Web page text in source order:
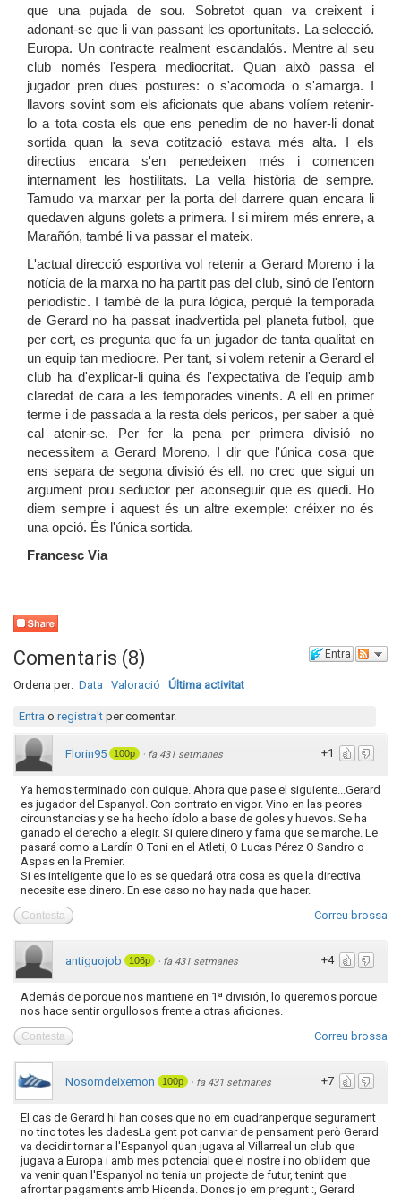
que una pujada de sou. Sobretot quan va creixent i
adonant-se que li van passant les oportunitats. La selecció.
Europa. Un contracte realment escandalós. Mentre al seu
club només l'espera mediocritat. Quan això passa el
jugador pren dues postures: o s'acomoda o s'amarga. I
llavors sovint som els aficionats que abans volíem retenir-
lo a tota costa els que ens penedim de no haver-li donat
sortida quan la seva cotització estava més alta. I els
directius encara s'en penedeixen més i comencen
internament les hostilitats. La vella història de sempre.
Tamudo va marxar per la porta del darrere quan encara li
quedaven alguns golets a primera. I si mirem més enrere, a
Marañón, també li va passar el mateix.
L'actual direcció esportiva vol retenir a Gerard Moreno i la
notícia de la marxa no ha partit pas del club, sinó de l'entorn
periodístic. I també de la pura lògica, perquè la temporada
de Gerard no ha passat inadvertida pel planeta futbol, que
per cert, es pregunta que fa un jugador de tanta qualitat en
un equip tan mediocre. Per tant, si volem retenir a Gerard el
club ha d'explicar-li quina és l'expectativa de l'equip amb
claredat de cara a les temporades vinents. A ell en primer
terme i de passada a la resta dels pericos, per saber a què
cal atenir-se. Per fer la pena per primera divisió no
necessitem a Gerard Moreno. I dir que l'única cosa que
ens separa de segona divisió és ell, no crec que sigui un
argument prou seductor per aconseguir que es quedi. Ho
diem sempre i aquest és un altre exemple: créixer no és
una opció. És l'única sortida.
Francesc Via
Entra
Comentaris (8)
Ordena per: Data Valoració Última activitat
Entra oregistra't per comentar.
+1
Florin95 100p · fa 431 setmanes
Ya hemos terminado con quique. Ahora que pase el siguiente...Gerard
es jugador del Espanyol. Con contrato en vigor. Vino en las peores
circunstancias y se ha hecho ídolo a base de goles y huevos. Se ha
ganado el derecho a elegir. Si quiere dinero y fama que se marche. Le
pasará como a Lardín O Toni en el Atleti, O Lucas Pérez O Sandro o
Aspas en la Premier.
Si es inteligente que lo es se quedará otra cosa es que la directiva
necesite ese dinero. En ese caso no hay nada que hacer.
Correu brossa
Contesta
+4
antiguojob 106p · fa 431 setmanes
Además de porque nos mantiene en 1ª división, lo queremos porque
nos hace sentir orgullosos frente a otras aficiones.
Correu brossa
Contesta
+7
Nosomdeixemon 100p · fa 431 setmanes
El cas de Gerard hi han coses que no em cuadranperque segurament
no tinc totes les dadesLa gent pot canviar de pensament però Gerard
va decidir tornar a l'Espanyol quan jugava al Villarreal un club que
jugava a Europa i amb mes potencial que el nostre i no oblidem que
va venir quan l'Espanyol no tenia un projecte de futur, tenint que
afrontar pagaments amb Hicenda. Doncs jo em pregunt :, Gerard